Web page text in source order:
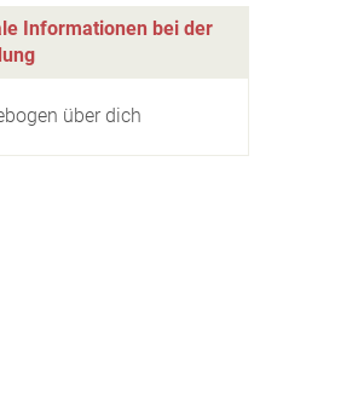
Informationen bei der
über dich